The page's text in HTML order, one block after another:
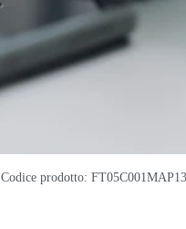
Codice prodotto: